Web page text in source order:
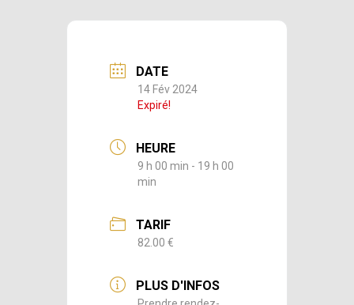
DATE
14 Fév 2024
Expiré!
HEURE
9 h 00 min - 19 h 00
min
TARIF
82.00 €
PLUS D'INFOS